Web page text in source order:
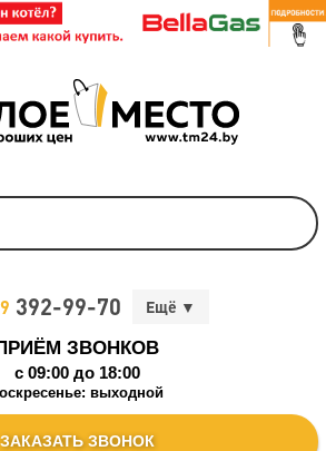
392-99-70
ЗВОНКОВ
c 09:00 до 18:00
выходной
ЗАКАЗАТЬ ЗВОНОК